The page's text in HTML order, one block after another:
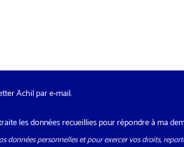
Achil par e-mail.
les données recueillies pour répondre à ma
données personnelles et pour exercer vos droits,